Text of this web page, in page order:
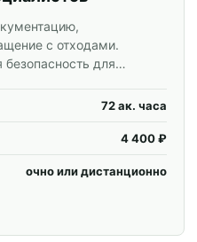
с отходами.
для
72 ак. часа
4 400 ₽
очно или дистанционно